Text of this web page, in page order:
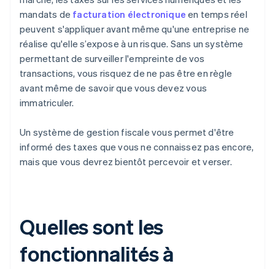
mandats de facturation électronique en temps réel
peuvent s'appliquer avant même qu'une entreprise ne
réalise qu'elle s’expose à un risque. Sans un système
permettant de surveiller l'empreinte de vos
transactions, vous risquez de ne pas être en règle
avant même de savoir que vous devez vous
immatriculer.
Un système de gestion fiscale vous permet d'être
informé des taxes que vous ne connaissez pas encore,
mais que vous devrez bientôt percevoir et verser.
Quelles sont les
fonctionnalités à